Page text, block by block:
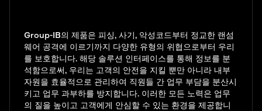
Group-IB의 제품은 피싱, 사기, 악성코드부터 정교한 랜섬
웨어 공격에 이르기까지 다양한 유형의 위협으로부터 우리
를 보호합니다. 해당 솔루션 인터페이스를 통해 정보를 분
석함으로써, 우리는 고객의 안전을 지킬 뿐만 아니라 내부
자원을 효율적으로 관리하여 직원들 간 업무 부담을 분산시
키고 업무 과부하를 방지합니다. 이러한 모든 노력은 업무
의 질을 높이고 고객에게 안심할 수 있는 환경을 제공합니